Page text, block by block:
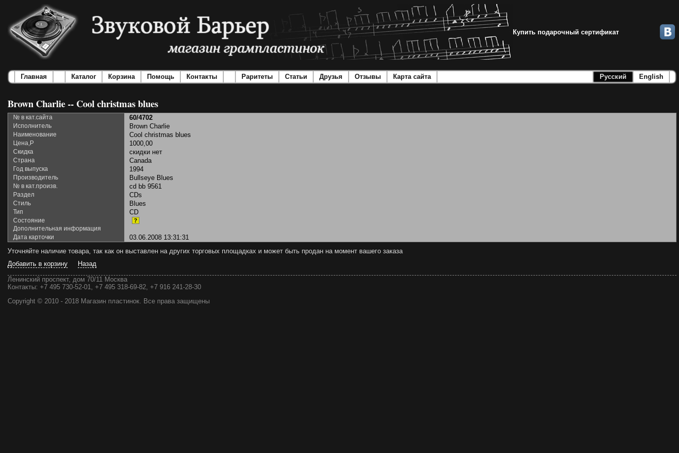
Купить подарочный сертификат
Главная Каталог Корзина Помощь Контакты Раритеты Статьи Друзья Отзывы Карта сайта Русский English
Brown Charlie -- Cool christmas blues
№ в кат.сайта 60/4702
Исполнитель Brown Charlie
Наименование Cool christmas blues
Цена,Р 1000,00
Скидка скидки нет
Страна Canada
Год выпуска 1994
Производитель Bullseye Blues
№ в кат.произв. cd bb 9561
Раздел CDs
Стиль Blues
Тип CD
Состояние ?
Дополнительная информация
Дата карточки
03.06.2008 13:31:31
Уточняйте наличие товара, так как он выставлен на других торговых площадках и может быть продан на момент вашего заказа
Добавить в корзину
Назад
Ленинский проспект, дом 70/11 Москва
Контакты: +7 495 730-52-01, +7 495 318-69-82, +7 916 241-28-30
Copyright © 2010 - 2018 Магазин пластинок. Все права защищены